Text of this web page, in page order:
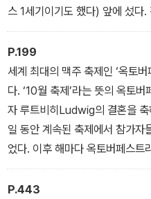
에서 가장 아름답게 인쇄된 책으
늘날 49권만 남아 있다.
스 1세기이기도 했다) 앞에 섰다
섰을까? 15〜16세기에 교황은
복하고, 이슬람 세력의 확대를 막
을 마련하기 위해서였다. 알브레
위해 빌린 돈을 갚기 위해서 면
죄를 지어도 처벌을 면제받아 용
동했다. 신자들은 양피지를 사
져가 사면 의식으로
P.199
세계 최대의 맥주 축제인 ‘옥토
다. ‘10월 축제’라는 뜻의 옥토
자 루트비히Ludwig의 결혼을
일 동안 계속된 축제에서 참가자
었다. 이후 해마다 옥토버페스트
950년 이래 옥토버페스트 개막
을 여는 전통이 이어지고 있으며
P.443